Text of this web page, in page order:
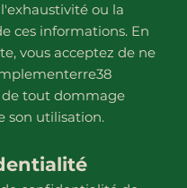
ou la
ces informations. En
vous acceptez de ne
de tout dommage
son utilisation.